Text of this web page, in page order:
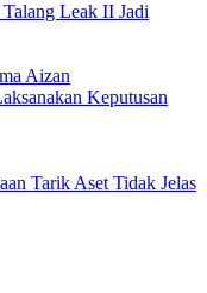
Leak II Jadi
Keputusan
Tarik Aset Tidak Jelas